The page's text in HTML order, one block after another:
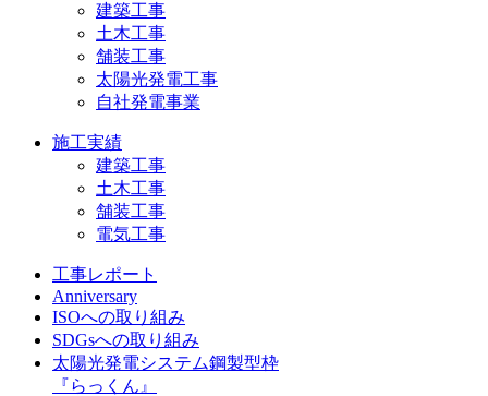
建築工事
土木工事
舗装工事
太陽光発電工事
自社発電事業
施工実績
建築工事
土木工事
舗装工事
電気工事
工事レポート
Anniversary
ISOへの取り組み
SDGsへの取り組み
太陽光発電システム鋼製型枠
『らっくん』